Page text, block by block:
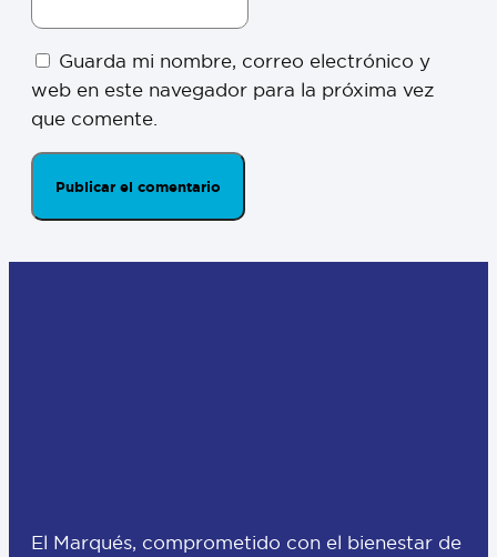
Guarda mi nombre, correo electrónico y
web en este navegador para la próxima vez
que comente.
El Marqués, comprometido con el bienestar de